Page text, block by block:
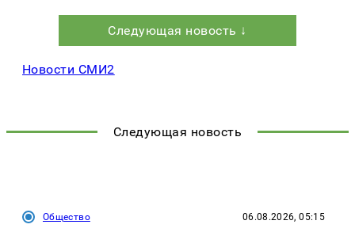
Следующая новость ↓
Новости СМИ2
Следующая новость
Общество 06.08.2026, 05:15